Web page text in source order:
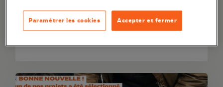
13 juillet 2026
Incendies à Fontainebleau et faune sauvage
Accepter et fermer
Paramétrer les cookies